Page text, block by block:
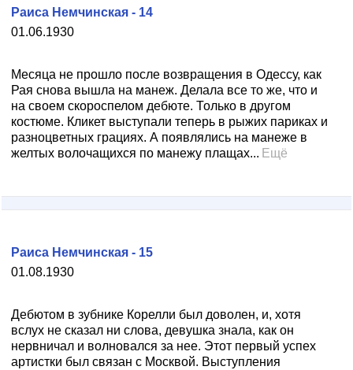
01.06.1930
Раиса Немчинская - 14
Месяца не прошло после возвращения в Одессу, как
Рая снова вышла на манеж. Делала все то же, что и
на своем скороспелом дебюте. Только в другом
костюме. Кликет выступали теперь в рыжих париках и
разноцветных грациях. А появлялись на манеже в
желтых волочащихся по манежу плащах... Ещё
01.08.1930
Раиса Немчинская - 15
Дебютом в зубнике Корелли был доволен, и, хотя
вслух не сказал ни слова, девушка знала, как он
нервничал и волновался за нее. Этот первый успех
артистки был связан с Москвой. Выступления